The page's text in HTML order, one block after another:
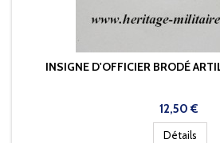
INSIGNE D'OFFICIER BRODÉ
Prix
12,50 €
Détails